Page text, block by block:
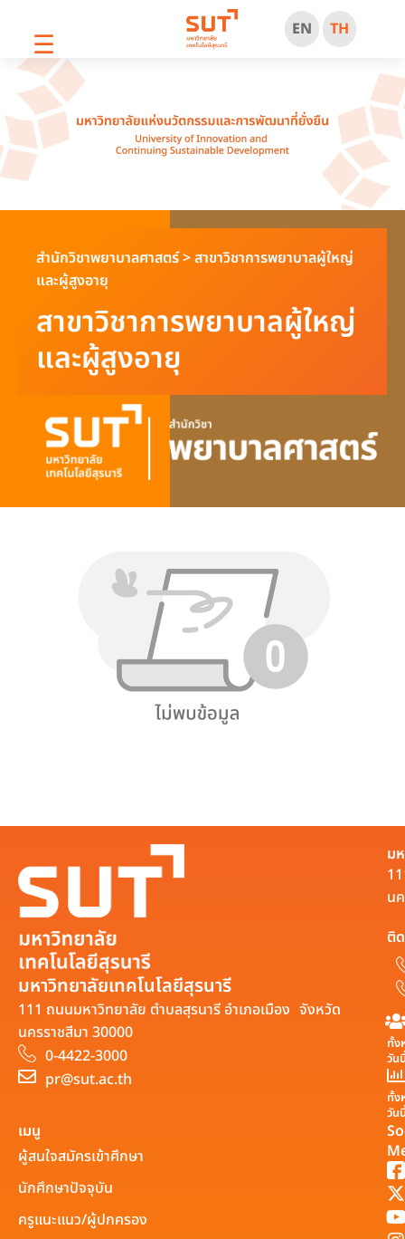
☰ EN TH
สำนักวิชาพยาบาลศาสตร์>สาขาวิชาการพยาบาลผู้ใหญ่
และผู้สูงอายุ
สาขาวิชาการพยาบาลผู้ใหญ่
และผู้สูงอายุ
มหาวิทยาลัยเทคโนโลยีสุรนารี
111 ถนนมหาวิทยาลัย ตำบลสุรนารี อำเภอเมือง จังหวัด
นครราชสีมา 30000
0-4422-3000
pr@sut.ac.th
ม
น
ติ
ทั้ง
วัน
ทั้ง
วัน
เมนู
ผู้สนใจสมัครเข้าศึกษา
นักศึกษาปัจจุบัน
ครูแนะแนว/ผู้ปกครอง